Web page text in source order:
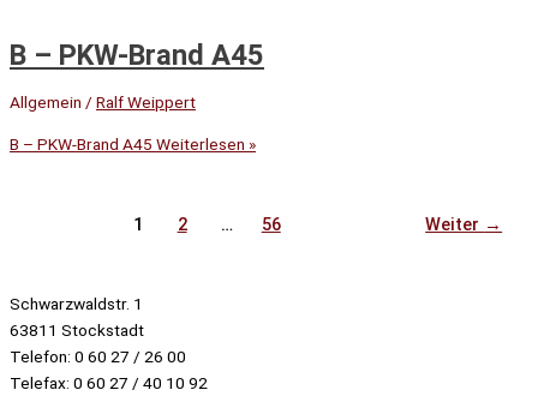
B – PKW-Brand A45
Allgemein / Ralf Weippert
B – PKW-Brand A45 Weiterlesen »
1 2 … 56 Weiter →
Schwarzwaldstr. 1
63811 Stockstadt
Telefon: 0 60 27 / 26 00
Telefax: 0 60 27 / 40 10 92